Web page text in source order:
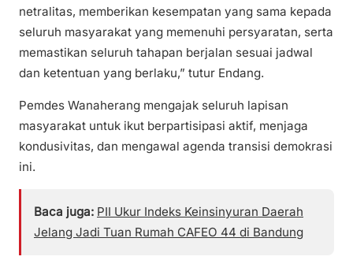
netralitas, memberikan kesempatan yang sama kepada
seluruh masyarakat yang memenuhi persyaratan, serta
memastikan seluruh tahapan berjalan sesuai jadwal
dan ketentuan yang berlaku,” tutur Endang.
Pemdes Wanaherang mengajak seluruh lapisan
masyarakat untuk ikut berpartisipasi aktif, menjaga
kondusivitas, dan mengawal agenda transisi demokrasi
ini.
Baca juga: PII Ukur Indeks Keinsinyuran Daerah
Jelang Jadi Tuan Rumah CAFEO 44 di Bandung